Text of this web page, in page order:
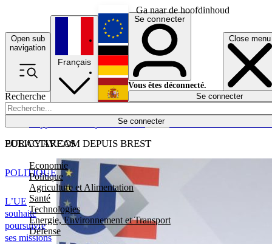
Ga naar de hoofdinhoud
Open sub
navigation
Close menu
Recherche
Se connecter
POLICY AREAS
Economie
Politique
Agriculture et Alimentation
Santé
Technologies
Energie, Environnement et Transport
Défense
Économie
Français
English
Deutsch
Español
Se connecter
Vous êtes déconnecté.
Se connecter
EURACTIV.COM DEPUIS BREST
L’UE
souhaite
poursuivre
ses missions
POLITIQUE